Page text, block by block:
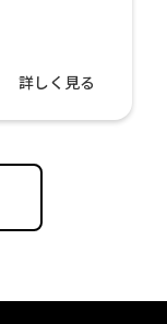
詳しく見る